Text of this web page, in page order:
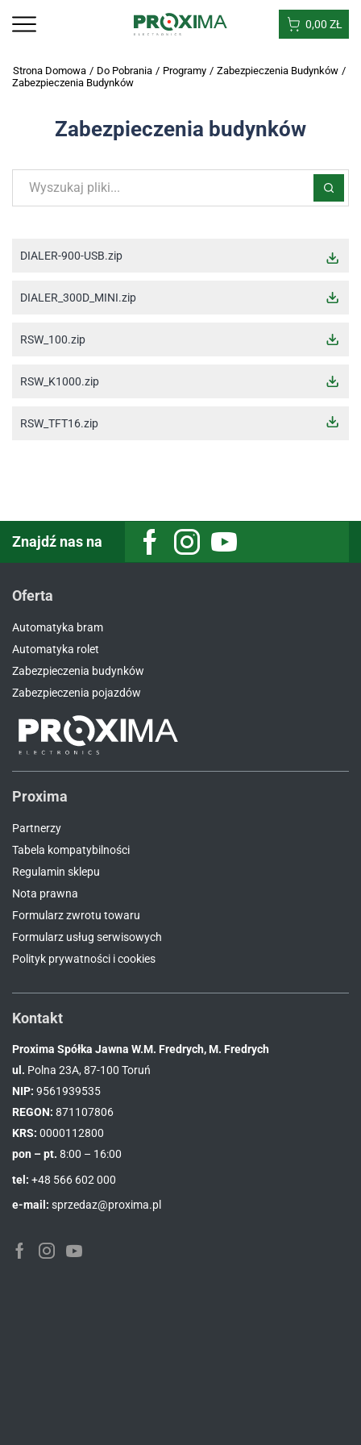
0,00 ZŁ
Strona Domowa / Do Pobrania / Programy / Zabezpieczenia Budynków /
Zabezpieczenia Budynków
Zabezpieczenia budynków
DIALER-900-USB.zip
DIALER_300D_MINI.zip
RSW_100.zip
RSW_K1000.zip
RSW_TFT16.zip
Znajdź nas na FacebookInstagramYoutube
Oferta
Automatyka bram
Automatyka rolet
Zabezpieczenia budynków
Zabezpieczenia pojazdów
Proxima
Partnerzy
Tabela kompatybilności
Regulamin sklepu
Nota prawna
Formularz zwrotu towaru
Formularz usług serwisowych
Polityk prywatności i cookies
Kontakt
Proxima Spółka Jawna W.M. Fredrych, M. Fredrych
ul. Polna 23A, 87-100 Toruń
NIP: 9561939535
REGON: 871107806
KRS: 0000112800
pon – pt. 8:00 – 16:00
tel: +48 566 602 000
e-mail: sprzedaz@proxima.pl
FacebookInstagramYoutube